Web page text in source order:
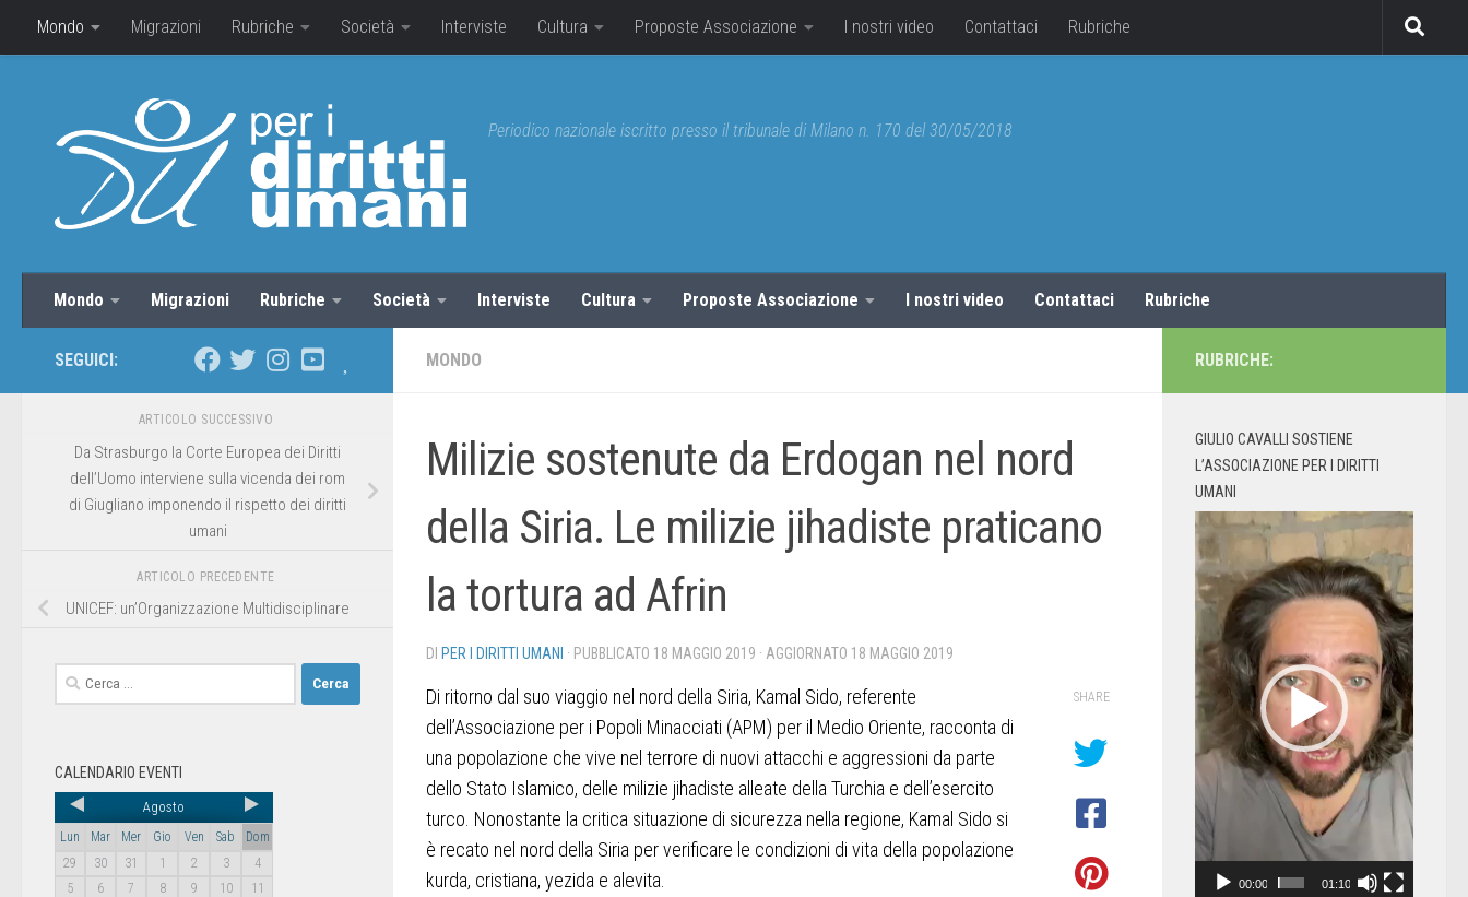
Mondo Migrazioni Rubriche Società Interviste Cultura Proposte Associazione I nostri video Contattaci Rubriche
Periodico nazionale iscritto presso il tribunale di Milano n. 170 del 30/05/2018
Mondo Migrazioni Rubriche Società Interviste Cultura Proposte Associazione I nostri video Contattaci Rubriche
MONDO
Milizie sostenute da Erdogan nel nord
della Siria. Le milizie jihadiste praticano
la tortura ad Afrin
DI PER I DIRITTI UMANI · PUBBLICATO 18 MAGGIO 2019 · AGGIORNATO 18 MAGGIO 2019
Di ritorno dal suo viaggio nel nord della Siria, Kamal Sido, referente
dell’Associazione per i Popoli Minacciati (APM) per il Medio Oriente, racconta di
una popolazione che vive nel terrore di nuovi attacchi e aggressioni da parte
dello Stato Islamico, delle milizie jihadiste alleate della Turchia e dell’esercito
turco. Nonostante la critica situazione di sicurezza nella regione, Kamal Sido si
è recato nel nord della Siria per verificare le condizioni di vita della popolazione
kurda, cristiana, yezida e alevita.
SHARE
SEGUICI:
ARTICOLO SUCCESSIVO
Da Strasburgo la Corte Europea dei Diritti
dell’Uomo interviene sulla vicenda dei rom
di Giugliano imponendo il rispetto dei diritti
umani
ARTICOLO PRECEDENTE
UNICEF: un’Organizzazione Multidisciplinare
CALENDARIO EVENTI
Agosto
Lun Mar Mer Gio Ven Sab
Dom
29
30 31 1 2 3
4
5
6 7 8 9 10
11
RUBRICHE:
GIULIO CAVALLI SOSTIENE
L’ASSOCIAZIONE PER I DIRITTI
UMANI
Video
Player
00:00 01:10